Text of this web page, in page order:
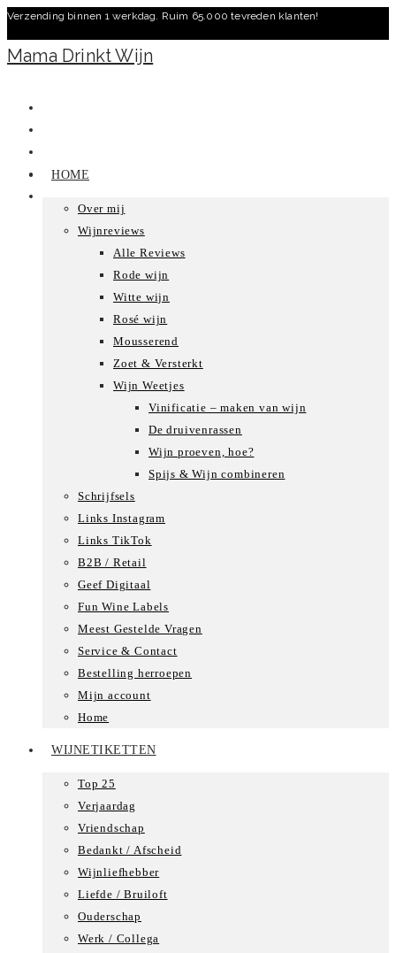
Ga
naar
inhoud
Verzending binnen 1 werkdag. Ruim 65.000 tevreden klanten!
Mama Drinkt Wijn
HOME
Over mij
Wijnreviews
Alle Reviews
Rode wijn
Witte wijn
Rosé wijn
Mousserend
Zoet & Versterkt
Wijn Weetjes
Vinificatie – maken van wijn
De druivenrassen
Wijn proeven, hoe?
Spijs & Wijn combineren
Schrijfsels
Links Instagram
Links TikTok
B2B / Retail
Geef Digitaal
Fun Wine Labels
Meest Gestelde Vragen
Service & Contact
Bestelling herroepen
Mijn account
Home
WIJNETIKETTEN
Top 25
Verjaardag
Vriendschap
Bedankt / Afscheid
Wijnliefhebber
Liefde / Bruiloft
Ouderschap
Werk / Collega